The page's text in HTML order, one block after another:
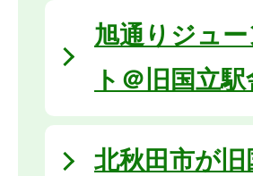
旭通りジュ
ト＠旧国立駅
北秋田市が